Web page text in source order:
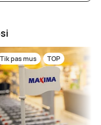
Tik pas mus TOP